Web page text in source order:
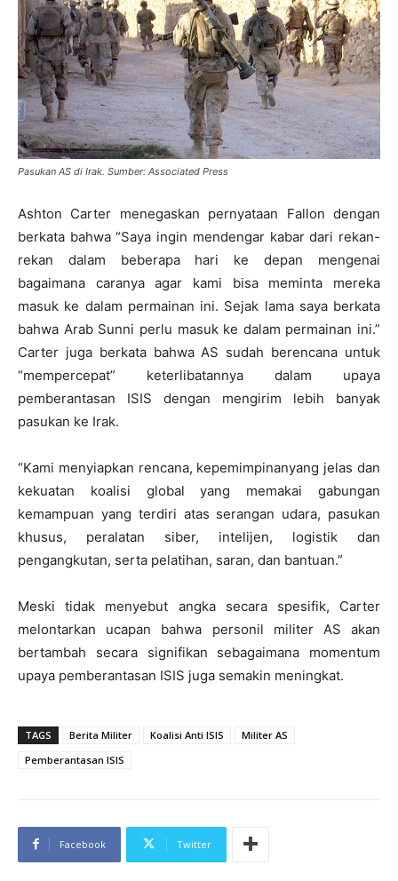
Pasukan AS di Irak. Sumber: Associated Press
Ashton Carter menegaskan pernyataan Fallon dengan
berkata bahwa “Saya ingin mendengar kabar dari rekan-
rekan dalam beberapa hari ke depan mengenai
bagaimana caranya agar kami bisa meminta mereka
masuk ke dalam permainan ini. Sejak lama saya berkata
bahwa Arab Sunni perlu masuk ke dalam permainan ini.”
Carter juga berkata bahwa AS sudah berencana untuk
“mempercepat” keterlibatannya dalam upaya
pemberantasan ISIS dengan mengirim lebih banyak
pasukan ke Irak.
“Kami menyiapkan rencana, kepemimpinanyang jelas dan
kekuatan koalisi global yang memakai gabungan
kemampuan yang terdiri atas serangan udara, pasukan
khusus, peralatan siber, intelijen, logistik dan
pengangkutan, serta pelatihan, saran, dan bantuan.”
Meski tidak menyebut angka secara spesifik, Carter
melontarkan ucapan bahwa personil militer AS akan
bertambah secara signifikan sebagaimana momentum
upaya pemberantasan ISIS juga semakin meningkat.
TAGS Berita Militer Koalisi Anti ISIS
Militer AS
Pemberantasan ISIS
Facebook Twitter